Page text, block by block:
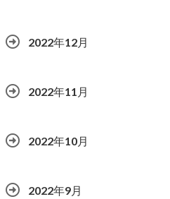
2022年12月
2022年11月
2022年10月
2022年9月